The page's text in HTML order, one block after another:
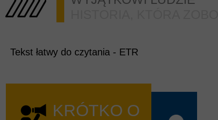
Tekst łatwy do czytania - ETR
KRÓTKO O
BIP
Zadarzenia niepożądane